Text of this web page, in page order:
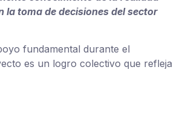
toma de decisiones del sector
fundamental durante el
es un logro colectivo que refleja